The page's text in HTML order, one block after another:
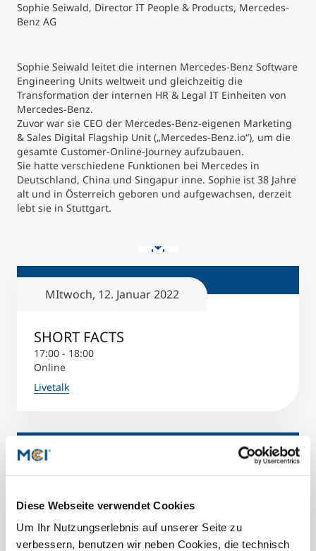
Diese Webseite verwendet Cookies
Um Ihr Nutzungserlebnis auf unserer Seite zu
verbessern, benutzen wir neben Cookies, die technisch
Sophie Seiwald, Director IT People & Products, Mercedes-
Benz AG
Sophie Seiwald leitet die internen Mercedes-Benz Software
Engineering Units weltweit und gleichzeitig die
Transformation der internen HR & Legal IT Einheiten von
Mercedes-Benz.
Zuvor war sie CEO der Mercedes-Benz-eigenen Marketing
& Sales Digital Flagship Unit („Mercedes-Benz.io“), um die
gesamte Customer-Online-Journey aufzubauen.
Sie hatte verschiedene Funktionen bei Mercedes in
Deutschland, China und Singapur inne. Sophie ist 38 Jahre
alt und in Österreich geboren und aufgewachsen, derzeit
lebt sie in Stuttgart.
MItwoch, 12. Januar 2022
SHORT FACTS
17:00 - 18:00
Online
Livetalk
Kontakt
Leiterin Alumni Center